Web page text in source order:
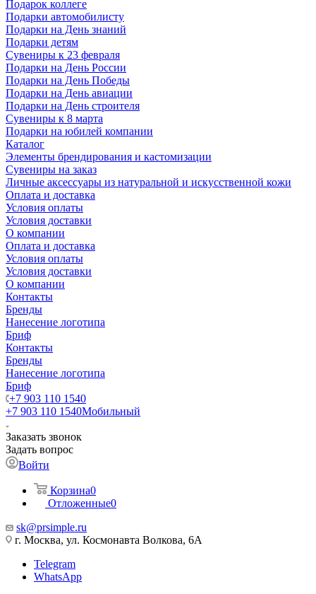
Подарок коллеге
Подарки автомобилисту
Подарки на День знаний
Подарки детям
Сувениры к 23 февраля
Подарки на День России
Подарки на День Победы
Подарки на День авиации
Подарки на День строителя
Сувениры к 8 марта
Подарки на юбилей компании
Каталог
Элементы брендирования и кастомизации
Сувениры на заказ
Личные аксессуары из натуральной и искусственной кожи
Оплата и доставка
Условия оплаты
Условия доставки
О компании
Оплата и доставка
Условия оплаты
Условия доставки
О компании
Контакты
Бренды
Нанесение логотипа
Бриф
Контакты
Бренды
Нанесение логотипа
Бриф
+7 903 110 1540
+7 903 110 1540Мобильный
Заказать звонок
Задать вопрос
Войти
Корзина0
Отложенные0
sk@prsimple.ru
г. Москва, ул. Космонавта Волкова, 6А
Telegram
WhatsApp